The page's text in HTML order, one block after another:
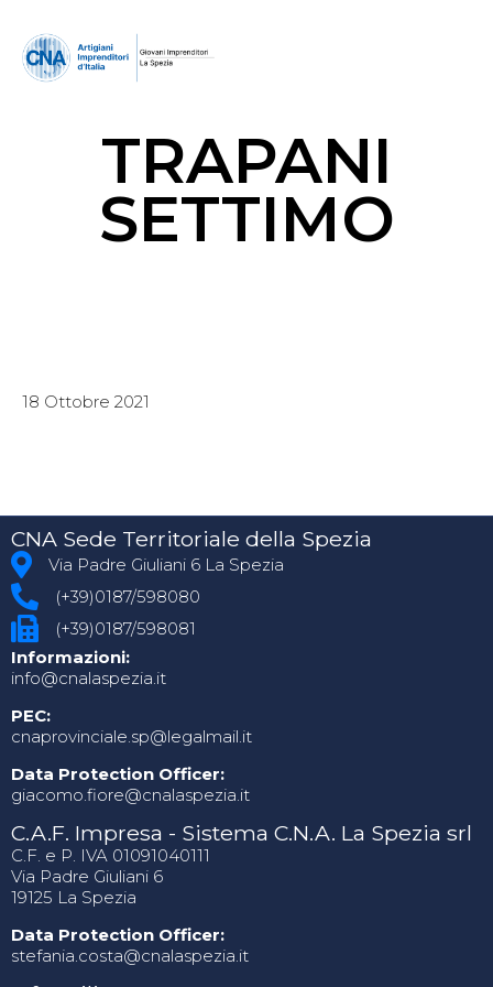
TRAPANI
SETTIMO
18 Ottobre 2021
CNA Sede Territoriale della Spezia
Via Padre Giuliani 6 La Spezia
(+39)0187/598080
(+39)0187/598081
Informazioni:
info@cnalaspezia.it
PEC:
cnaprovinciale.sp@legalmail.it
Data Protection Officer:
giacomo.fiore@cnalaspezia.it
C.A.F. Impresa - Sistema C.N.A. La Spezia srl
C.F. e P. IVA 01091040111
Via Padre Giuliani 6
19125 La Spezia
Data Protection Officer:
stefania.costa@cnalaspezia.it